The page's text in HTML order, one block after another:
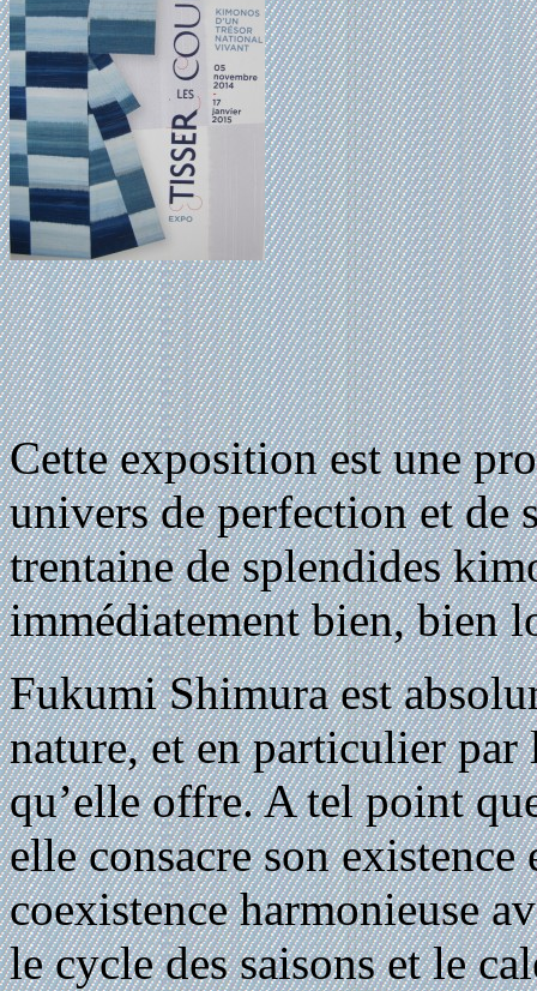
Cette exposition est une
univers de perfection et de
trentaine de splendides
immédiatement bien, bien
Fukumi Shimura est
nature, et en particulier par
qu’elle offre. A tel point
elle consacre son
coexistence harmonieuse
le cycle des saisons et le